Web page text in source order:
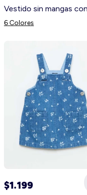
6 Colores
$1.199